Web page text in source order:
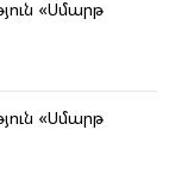
«Սմարթ
«Սմարթ